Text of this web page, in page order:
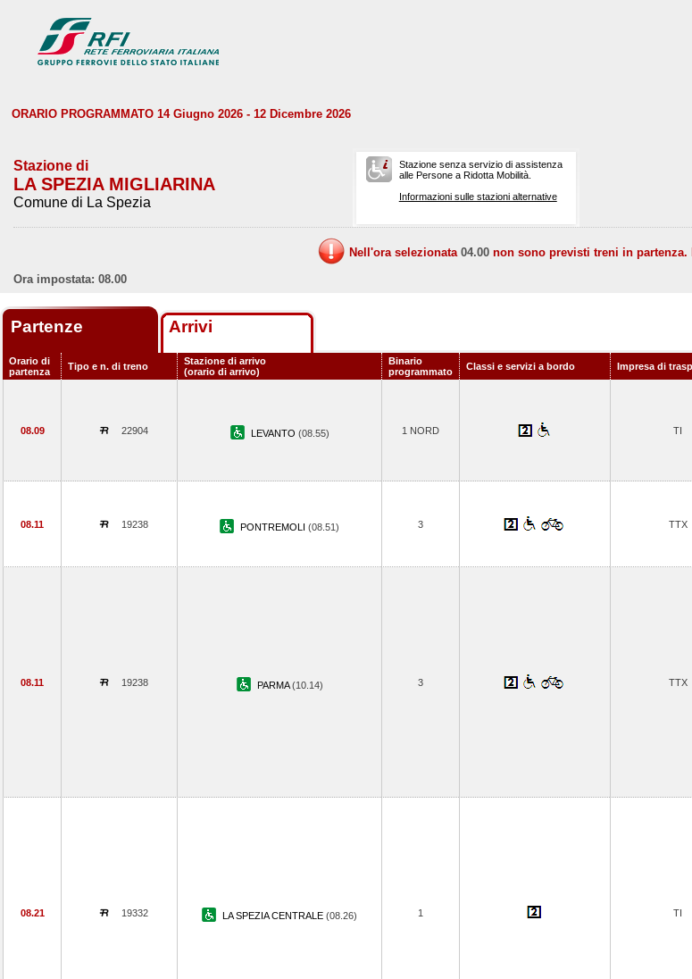
ORARIO PROGRAMMATO 14 Giugno 2026 - 12 Dicembre 2026
Stazione di
LA SPEZIA MIGLIARINA
Comune di La Spezia
Stazione senza servizio di assistenza
alle Persone a Ridotta Mobilità.
Informazioni sulle stazioni alternative
Nell'ora selezionata 04.00 non sono previsti treni in
Ora impostata: 08.00
Partenze Arrivi
Orario di
partenza
Tipo e n. di treno
Stazione di arrivo
(orario di arrivo)
Binario
programmato
Classi e servizi a bordo Impresa di
08.09 22904 LEVANTO (08.55) 1 NORD TI
08.11 19238 PONTREMOLI (08.51) 3 TTX
08.11 19238 PARMA(10.14) 3 TTX
08.21 19332 LA SPEZIA CENTRALE (08.26) 1 TI